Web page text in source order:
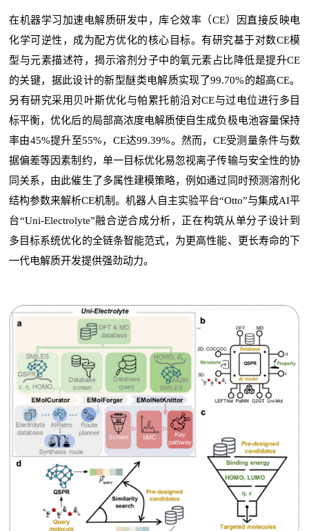
在机器学习加速电解质研发中，库仑效率（CE）因直接反映电
化学可逆性，成为配方优化的核心目标。有研究基于对数CE模
型与元素描述符，揭示溶剂分子中的氧元素占比降低是提升CE
的关键，据此设计的新型醚类电解质实现了99.70%的超高CE。
另有研究采用贝叶斯优化与帕累托前沿对CE与过电位进行多目
标平衡，优化后的局部高浓度电解质使自生成负极电池容量保持
率由45%提升至55%，CE达99.39%。然而，CE受测量条件与数
据偏差等因素制约，单一目标优化易忽视离子传输与安全性的协
同关系，由此催生了多属性建模策略，例如通过同时预测溶剂化
结构参数来解析CE机制。机器人自主实验平台“Otto”与集成AI平
台“Uni-Electrolyte”融合逆合成分析，正在构筑从单分子设计到
多目标系统优化的全链条智能范式，为更高性能、更长寿命的下
一代电解质开发提供强劲动力。